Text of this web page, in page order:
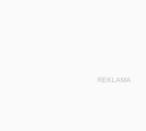
REKLAMA